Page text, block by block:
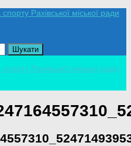
Рахівської міської ради
Рахівської міської ради